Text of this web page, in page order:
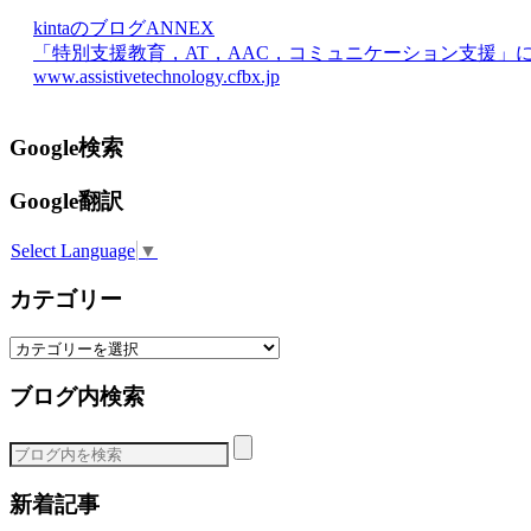
kintaのブログANNEX
「特別支援教育，AT，AAC，コミュニケーション支援」
www.assistivetechnology.cfbx.jp
Google検索
Google翻訳
Select Language ▼
カテゴリー
カ
ゴ
ー
ブログ内検索
新着記事